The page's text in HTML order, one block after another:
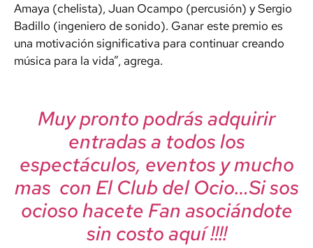
Amaya (chelista), Juan Ocampo (percusión) y Sergio
Badillo (ingeniero de sonido). Ganar este premio es
una motivación significativa para continuar creando
música para la vida”, agrega.
Muy pronto podrás adquirir
entradas a todos los
espectáculos, eventos y mucho
mas con El Club del Ocio…Si sos
ocioso hacete Fan asociándote
sin costo aquí !!!!